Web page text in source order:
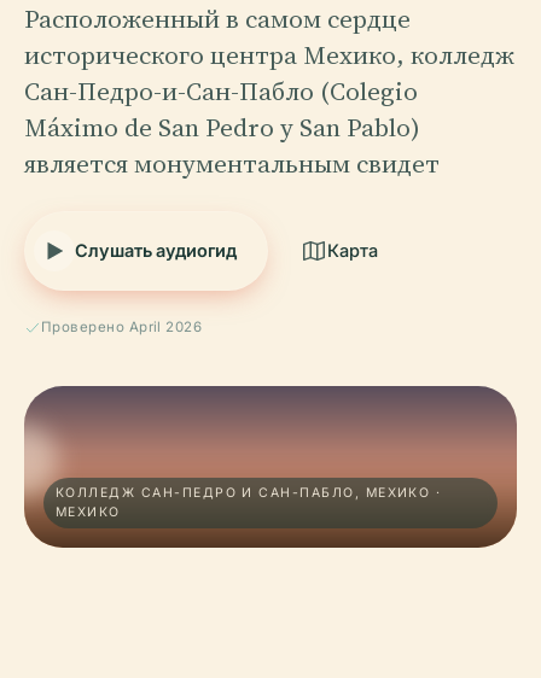
Расположенный в самом сердце
исторического центра Мехико, колледж
Сан-Педро-и-Сан-Пабло (Colegio
Máximo de San Pedro y San Pablo)
является монументальным свидет
Слушать аудиогид Карта
Проверено April 2026
КОЛЛЕДЖ САН-ПЕДРО И САН-ПАБЛО, МЕХИКО ·
МЕХИКО